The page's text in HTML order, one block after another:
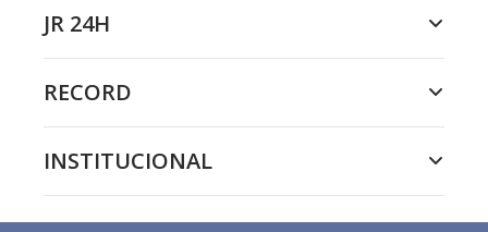
JR 24H
RECORD
INSTITUCIONAL